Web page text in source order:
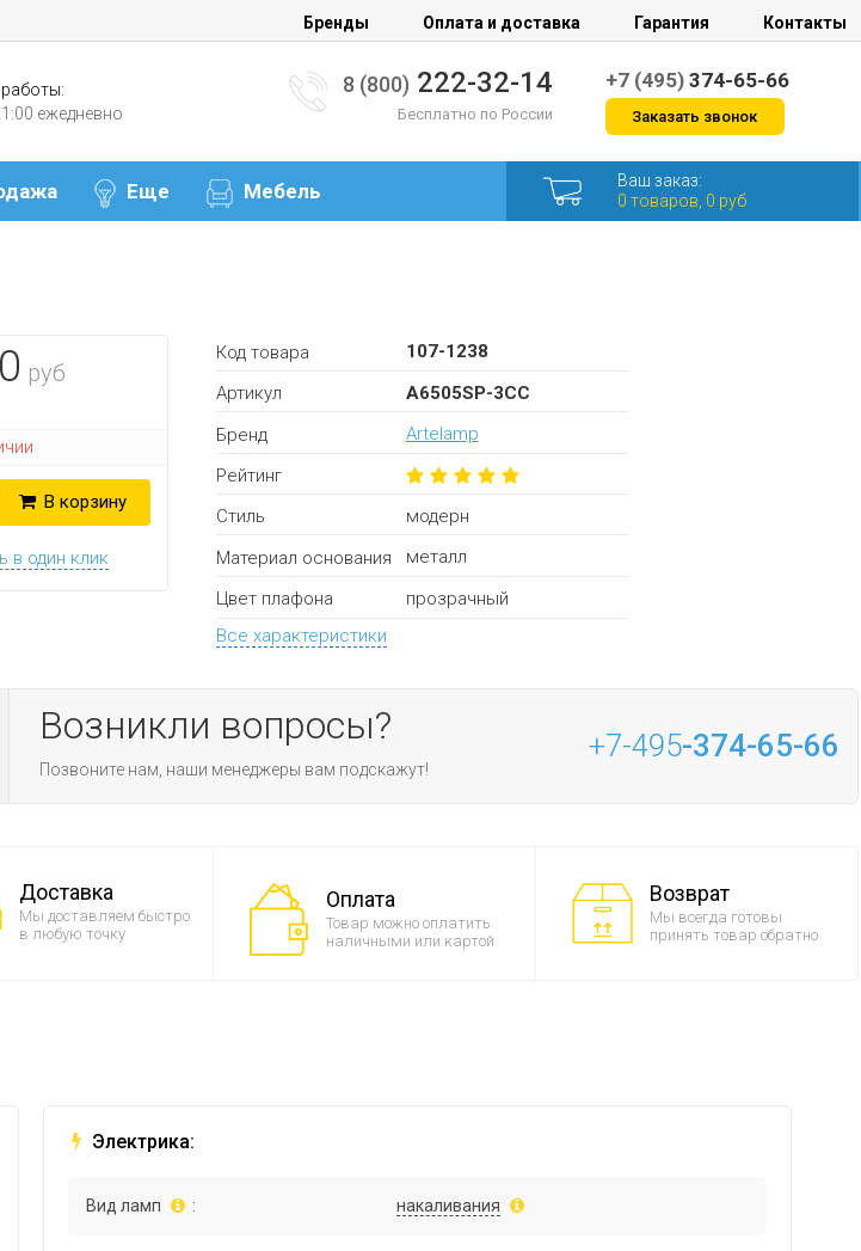
Бренды Оплата и доставка Гарантия Контакты
ежедневно
8 (800) 222-32-14
Бесплатно по России
+7 (495)374-65-66
Заказать звонок
Еще Мебель
Ваш заказ:
0 товаров, 0 руб
руб
В корзину
в один клик
Код товара
107-1238
Артикул
A6505SP-3CC
Бренд
Artelamp
Рейтинг
Стиль
модерн
Материал основания
металл
Цвет плафона
прозрачный
Все характеристики
Возникли вопросы?
Позвоните нам, наши менеджеры вам подскажут!
+7-495-374-65-66
Доставка
Мы доставляем быстро
в любую точку
Оплата
Товар можно оплатить
наличными или картой
Возврат
Мы всегда готовы
принять товар обратно
Электрика:
Вид ламп : накаливания